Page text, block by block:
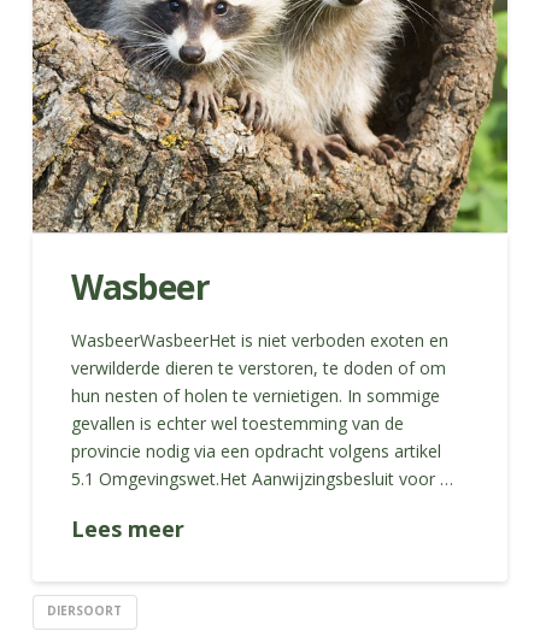
Wasbeer
WasbeerWasbeerHet is niet verboden exoten en
verwilderde dieren te verstoren, te doden of om
hun nesten of holen te vernietigen. In sommige
gevallen is echter wel toestemming van de
provincie nodig via een opdracht volgens artikel
5.1 Omgevingswet.Het Aanwijzingsbesluit voor …
Lees meer
DIERSOORT